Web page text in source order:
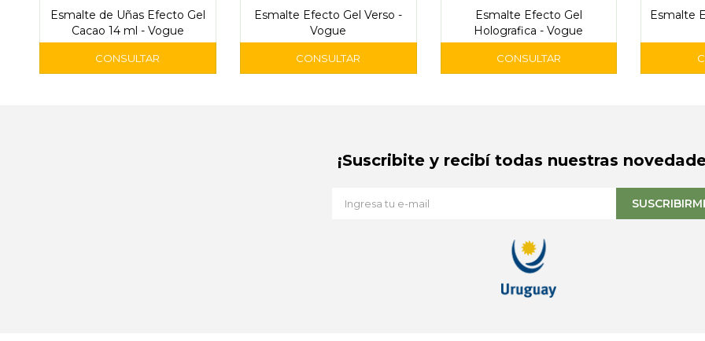
Esmalte de Uñas Efecto Gel
Cacao 14 ml - Vogue
Esmalte Efecto Gel Verso -
Vogue
Esmalte Efecto Gel
Holografica - Vogue
Esmalte
¡Suscribite y recibí todas nuestras